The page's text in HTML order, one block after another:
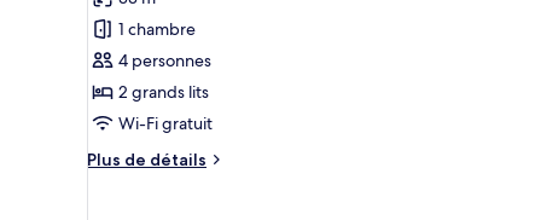
pour
ce
type
de
chambre :
Chambre
1 chambre
4 personnes
2 grands lits
Wi-Fi gratuit
Plus de détails
Plus